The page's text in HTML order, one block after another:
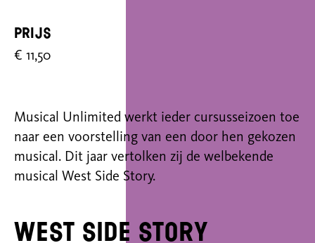
Prijs
€ 11,50
Musical Unlimited werkt ieder cursusseizoen toe
naar een voorstelling van een door hen gekozen
musical. Dit jaar vertolken zij de welbekende
musical West Side Story.
West Side Story